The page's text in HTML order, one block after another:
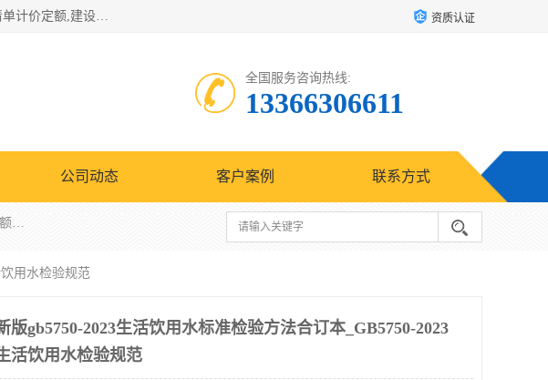
北京北腾文化发展有限公司：主营31个省建设工程预算书,工程预算软件,工程计价依据,工程造价定额,工程量清单计价定额,建设工程量消耗量定额,各行业工程预算定额,铁路定额,电力定额,矿山定额,*,黄金定额,钢铁企业检修定额,中石化安装检修定额,煤矿图书,医院书籍等.诚信的经营，在发展的同时公司不忘不断总结不断优化为客户的服务，和一如既往的热情赢得了新老客户的极高评价及青睐。 资质认证
全国服务咨询热线:
13366306611
公司动态 客户案例 联系方式
北京北腾文化发展有限公司：主营31个省建设工程预算书,工程预算软件,工程计价依据,工程造价定额,工程量清单计价定额,建设工程量消耗量定额,各行业工程预算定额,铁路定额,电力定额,矿山定额,*,黄金定额,钢铁企业检修定额,中石化安装检修定额,煤矿图书,医院书籍等.诚信的经营，在发展的同时公司不忘不断总结不断优化为客户的服务，和一如既往的热情赢得了新老客户的极高评价及青睐。
用水检验规范
版gb5750-2023生活饮用水标准检验方法合订本_GB5750-2023
活饮用水检验规范